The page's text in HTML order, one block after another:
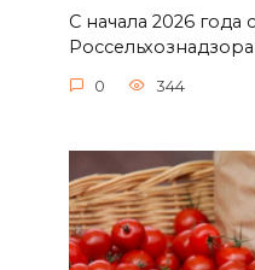
С начала 2026 года
0 344